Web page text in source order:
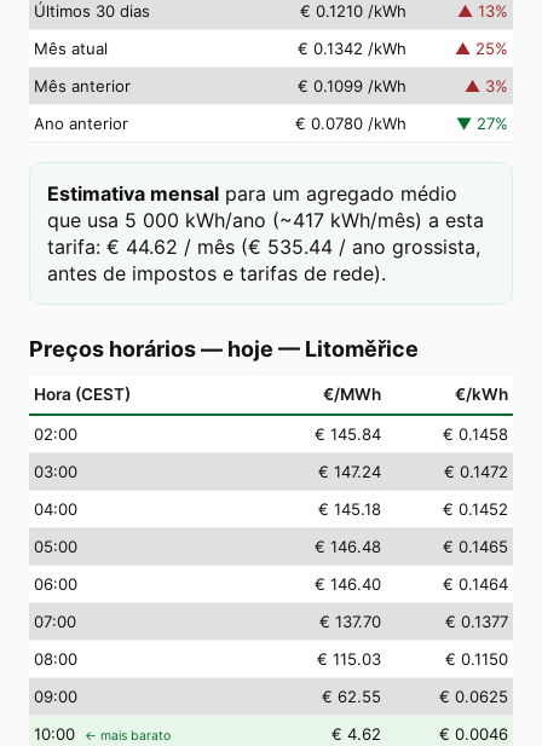
Últimos 30 dias
€ 0.1210 /kWh ▲ 13%
Mês atual
€ 0.1342 /kWh ▲ 25%
Mês anterior
€ 0.1099 /kWh ▲ 3%
Ano anterior
€ 0.0780 /kWh ▼ 27%
Estimativa mensal para um agregado médio
que usa 5 000 kWh/ano (~417 kWh/mês) a esta
tarifa: € 44.62 / mês (€ 535.44 / ano grossista,
antes de impostos e tarifas de rede).
Preços horários — hoje — Litoměřice
Hora (CEST) €/MWh €/kWh
02:00 € 145.84
€ 0.1458
03:00 € 147.24
€ 0.1472
04:00 € 145.18
€ 0.1452
05:00 € 146.48
€ 0.1465
06:00 € 146.40
€ 0.1464
07:00 € 137.70
€ 0.1377
08:00 € 115.03
€ 0.1150
09:00 € 62.55
€ 0.0625
10:00 ← mais barato € 4.62
€ 0.0046